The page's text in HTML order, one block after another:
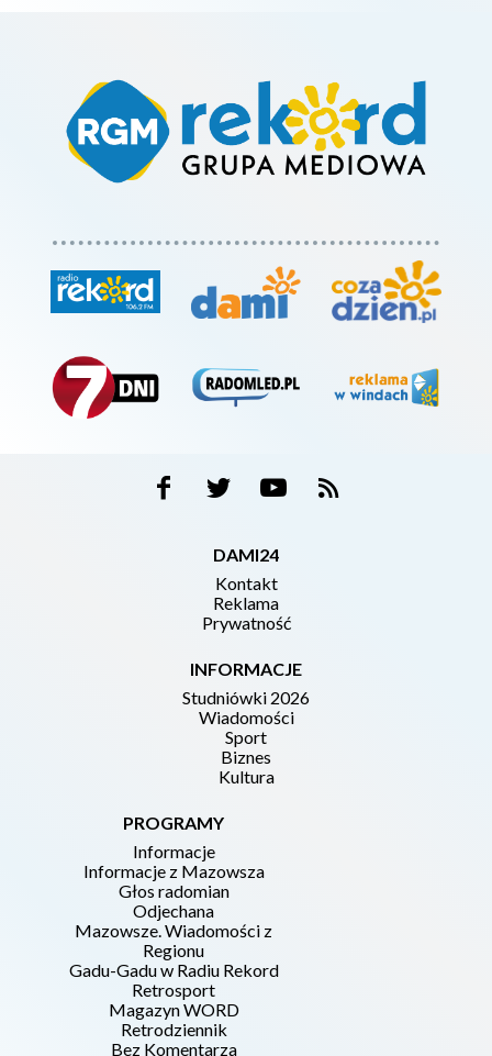
DAMI24
Kontakt
Reklama
Prywatność
INFORMACJE
Studniówki 2026
Wiadomości
Sport
Biznes
Kultura
PROGRAMY
Informacje
Informacje z Mazowsza
Głos radomian
Odjechana
Mazowsze. Wiadomości z
Regionu
Gadu-Gadu w Radiu Rekord
Retrosport
Magazyn WORD
Retrodziennik
Bez Komentarza